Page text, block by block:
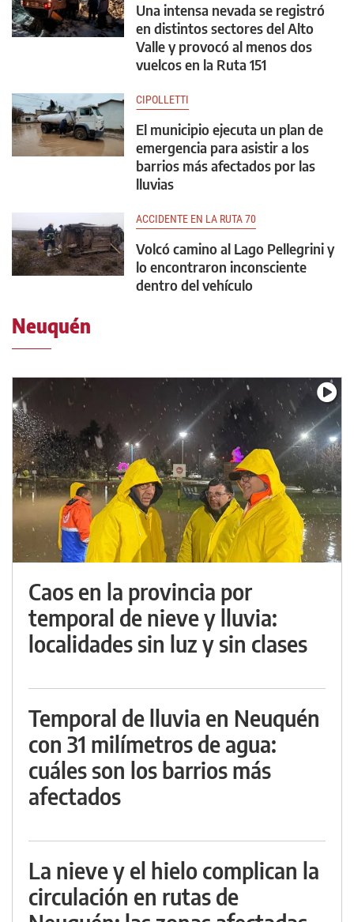
Una intensa nevada se registró
en distintos sectores del Alto
Valle y provocó al menos dos
vuelcos en la Ruta 151
CIPOLLETTI
El municipio ejecuta un plan de
emergencia para asistir a los
barrios más afectados por las
lluvias
ACCIDENTE EN LA RUTA 70
Volcó camino al Lago Pellegrini y
lo encontraron inconsciente
dentro del vehículo
Neuquén
Caos en la provincia por
temporal de nieve y lluvia:
localidades sin luz y sin clases
Temporal de lluvia en Neuquén
con 31 milímetros de agua:
cuáles son los barrios más
afectados
La nieve y el hielo complican la
circulación en rutas de